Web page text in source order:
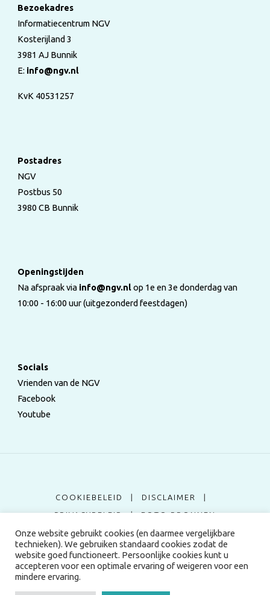
Bezoekadres
Informatiecentrum NGV
Kosterijland 3
3981 AJ Bunnik
E: info@ngv.nl
KvK 40531257
Postadres
NGV
Postbus 50
3980 CB Bunnik
Openingstijden
Na afspraak via info@ngv.nlop 1e en 3e donderdag van
10:00 - 16:00 uur (uitgezonderd feestdagen)
Socials
Vrienden van de NGV
Facebook
Youtube
COOKIEBELEID | DISCLAIMER |
PRIVACYBELEID | FOTO BRONNEN
©2024 Nederlandse Genealogische Vereniging
Onze website gebruikt cookies (en daarmee vergelijkbare
technieken). We gebruiken standaard cookies zodat de
website goed functioneert. Persoonlijke cookies kunt u
accepteren voor een optimale ervaring of weigeren voor een
mindere ervaring.